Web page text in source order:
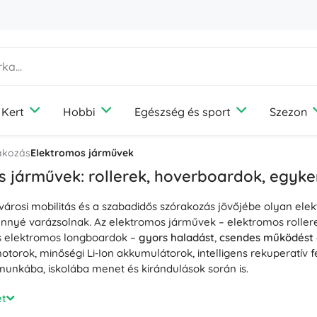
Otthon
Diffúzorok és illatok
Ruhatárolás és -rendezés
Világítás
Védelem és biztonság
Hőmérők és meteorológiai állomások
+ Mutasson többet
Társasjátékok
Szórakozás
Média
Drónok
Projektorok
Elektromos járművek
Kert
Kerti bútor
Fotelek, függőágyak és nyugágyak
Hobbi
Fényképezés
Varrás és horgolás
Könyvek
Egészség és sport
Outdoor felszerelés
Túrafelszerelés
Horgászat
Gombászat
Szezon
Nyaralás
Utazás
Esküvő
Kisállat-felszerelések
Kutyák
Madarak
Rágcsálók
Elektromos járművek
járművek: rollerek, hoverboardok,
mobilitás és a szabadidős szórakozás jövőjébe olyan
varázsolnak. Az elektromos járművek – elektromos
elektromos longboardok – gyors haladást, csendes működést
minőségi Li‑Ion akkumulátorok, intelligens rekuperatív
iskolába menet és kirándulások során is.
szerint: különböző motorteljesítmények és akkukapacitások
tempomat és Bluetooth‑os mobilalkalmazás a vezetési